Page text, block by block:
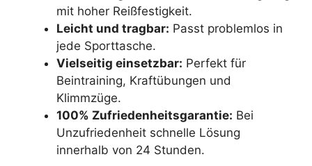
mit hoher Reißfestigkeit.
Leicht und tragbar: Passt problemlos in
jede Sporttasche.
Vielseitig einsetzbar: Perfekt für
Beintraining, Kraftübungen und
Klimmzüge.
100% Zufriedenheitsgarantie: Bei
Unzufriedenheit schnelle Lösung
innerhalb von 24 Stunden.